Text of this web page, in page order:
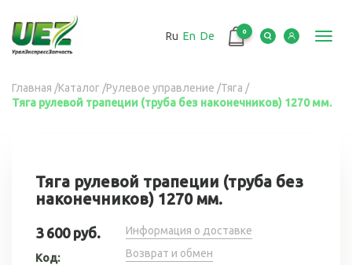
основному
содержанию
Ru En De 0
Вы
здесь
Главная /Каталог /Рулевое управление /Тяга /
Тяга рулевой трапеции (труба без наконечников) 1270 мм.
Тяга рулевой трапеции (труба без
наконечников) 1270 мм.
3 600 руб.
Код:
Информация о доставке
Возврат и обмен